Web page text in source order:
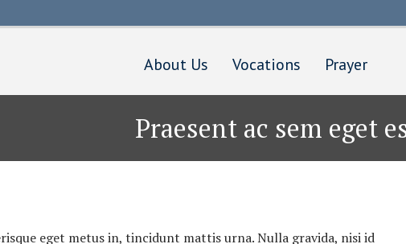
to
content
About Us Vocations Prayer
Praesent ac sem eget
eget metus in, tincidunt mattis urna. Nulla gravida, nisi id